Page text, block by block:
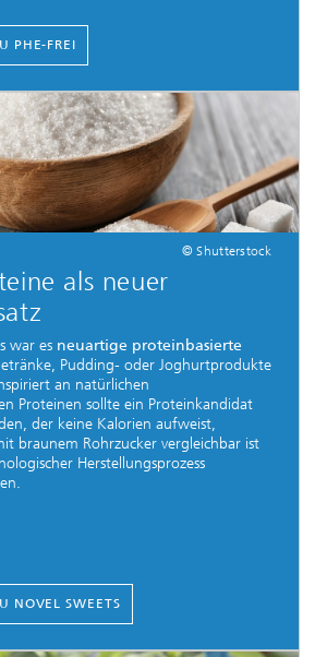
PHE-FREI
© Shutterstock
als neuer
war es neuartige proteinbasierte
Pudding- oder Joghurtprodukte
an natürlichen
Proteinen sollte ein Proteinkandidat
der keine Kalorien aufweist,
braunem Rohrzucker vergleichbar ist
Herstellungsprozess
NOVEL SWEETS